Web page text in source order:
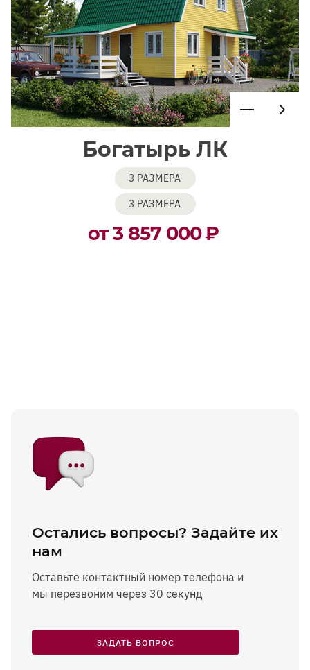
Богатырь ЛК
3 РАЗМЕРА
3 РАЗМЕРА
от 3 857 000₽
Остались вопросы? Задайте их
нам
Оставьте контактный номер телефона и
мы перезвоним через 30 секунд
ЗАДАТЬ ВОПРОС